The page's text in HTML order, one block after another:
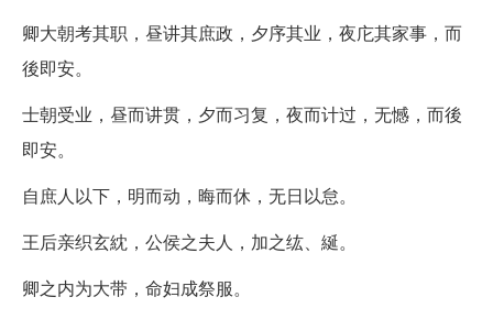
卿大朝考其职，昼讲其庶政，夕序其业，夜庀其家事，而
後即安。
士朝受业，昼而讲贯，夕而习复，夜而计过，无憾，而後
即安。
自庶人以下，明而动，晦而休，无日以怠。
王后亲织玄紞，公侯之夫人，加之纮、綖。
卿之内为大带，命妇成祭服。